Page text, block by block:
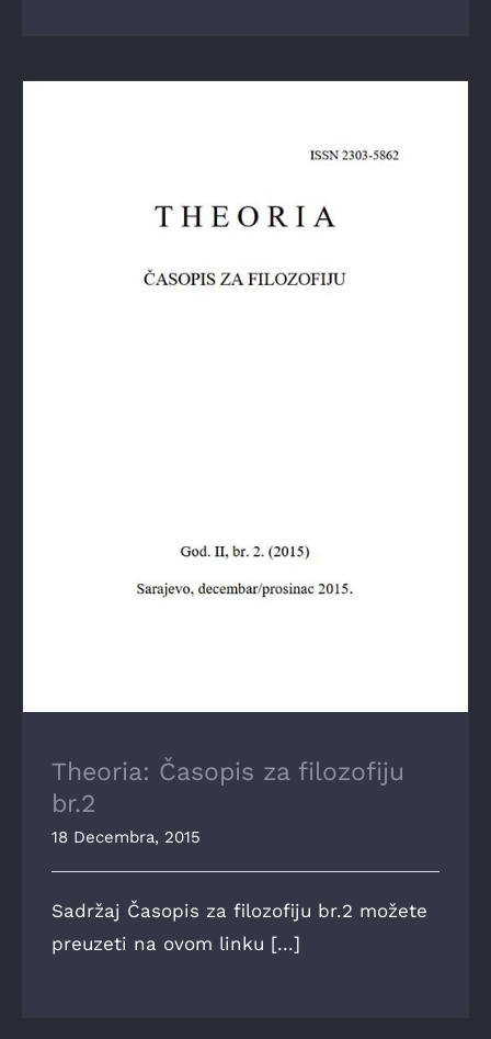
Theoria: Časopis za filozofiju
br.2
18 Decembra, 2015
Sadržaj Časopis za filozofiju br.2 možete
preuzeti na ovom linku [...]